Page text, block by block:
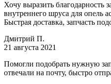
Хочу выразить благодарность
внутреннего шруса для опель
Быстрая доставка, запчасть
Дмитрий П.
21 августа 2021
Помогли подобрать нужную
отвечали на почту, быстро